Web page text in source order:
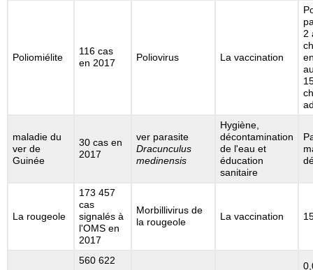
Poliomiélite
116 cas
en 2017
Poliovirus La vaccination
2
maladie du
ver de
Guinée
30 cas en
2017
ver parasite
Dracunculus
medinensis
Hygiène,
décontamination
de l'eau et
éducation
sanitaire
La rougeole
173 457
cas
signalés à
l'OMS en
2017
Morbillivirus de
la rougeole
La vaccination
560 622